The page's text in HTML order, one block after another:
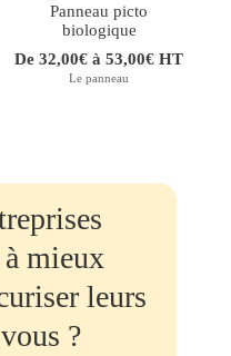
Panneau picto
biologique
De 32,00€ à 53,00€ HT
Le panneau
mieux
leurs
?